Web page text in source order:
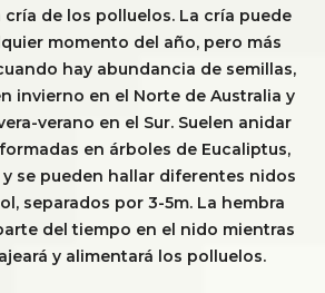
cría de los polluelos. La cría puede
momento del año, pero más
hay abundancia de semillas,
invierno en el Norte de Australia y
verano en el Sur. Suelen anidar
en árboles de Eucaliptus,
se pueden hallar diferentes nidos
separados por 3-5m. La hembra
del tiempo en el nido mientras
y alimentará los polluelos.